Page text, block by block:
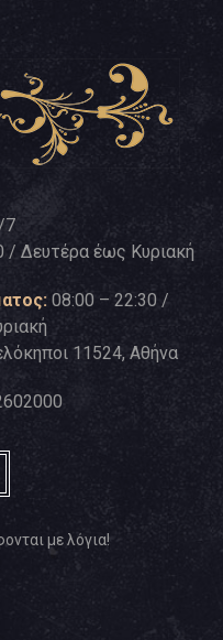
7
/ Δευτέρα έως Κυριακή
08:00 – 22:30 /
11524, Αθήνα
με λόγια!